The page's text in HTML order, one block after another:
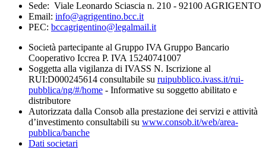
Sede: Viale Leonardo Sciascia n. 210 - 92100 AGRIGENTO
Email: info@agrigentino.bcc.it
PEC: bccagrigentino@legalmail.it
Società partecipante al Gruppo IVA Gruppo Bancario
Cooperativo Iccrea P. IVA 15240741007
Soggetta alla vigilanza di IVASS N. Iscrizione al
RUI:D000245614 consultabile su ruipubblico.ivass.it/rui-
pubblica/ng/#/home - Informative su soggetto abilitato e
distributore
Autorizzata dalla Consob alla prestazione dei servizi e attività
d’investimento consultabili su www.consob.it/web/area-
pubblica/banche
Dati societari